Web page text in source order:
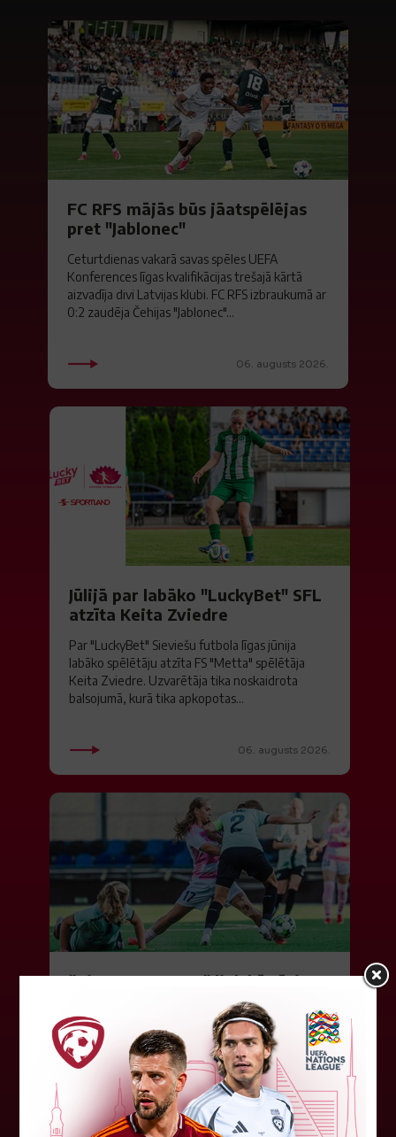
FC RFS mājās būs jāatspēlējas
pret "Jablonec"
Ceturtdienas vakarā savas spēles UEFA
Konferences līgas kvalifikācijas trešajā kārtā
aizvadīja divi Latvijas klubi. FC RFS izbraukumā ar
0:2 zaudēja Čehijas "Jablonec"...
06. augusts 2026.
Jūlijā par labāko "LuckyBet" SFL
atzīta Keita Zviedre
Par "LuckyBet" Sieviešu futbola līgas jūnija
labāko spēlētāju atzīta FS "Metta" spēlētāja
Keita Zviedre. Uzvarētāja tika noskaidrota
balsojumā, kurā tika apkopotas...
06. augusts 2026.
"Riga FC Women" liek kārtīgi
Latvijas čempions sieviešu futbolā "Riga FC
Women" trešdien aizvadīja UEFA Čempionu līgas
kvalifikācijas otrās kārtas pusfināla spēli Dānijā
pret "HB Køge". Cīņā pret...